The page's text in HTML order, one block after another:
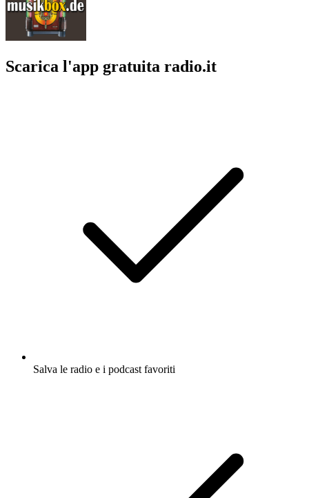
Scarica l'app gratuita radio.it
Salva le radio e i podcast favoriti